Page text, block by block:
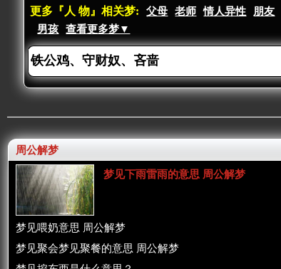
更多『人 物』相关梦: 父母 老师 情人异性 朋友
男孩
查看更多梦▼
周公解梦
梦见下雨雷雨的意思 周公解梦
梦见喂奶意思 周公解梦
梦见聚会梦见聚餐的意思 周公解梦